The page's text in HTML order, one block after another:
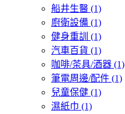
船井生醫 (1)
廚衛設備 (1)
健身重訓
(1)
汽車百貨 (1)
咖啡/茶具/酒器 (1)
筆電周邊/配件 (1)
兒童保健 (1)
濕紙巾 (1)